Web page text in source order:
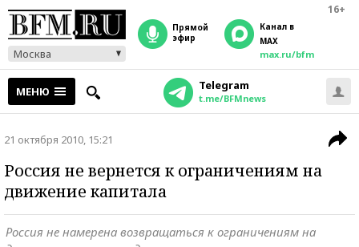
16+
Москва
прямой
эфир
Канал в
MAX
max.ru/bfm
МЕНЮ Telegram
t.me/BFMnews
21 октября 2010, 15:21
Россия не вернется к ограничениям на
движение капитала
Россия не намерена возвращаться к ограничениям на